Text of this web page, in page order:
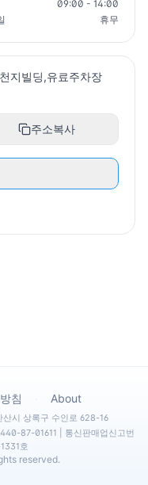
09:00 - 14:00
휴무
지빌딩,유료주차장
주소복사
침 About
시 상록구 수인로 628-16
87-01611 | 통신판매업신고번
호
reserved.